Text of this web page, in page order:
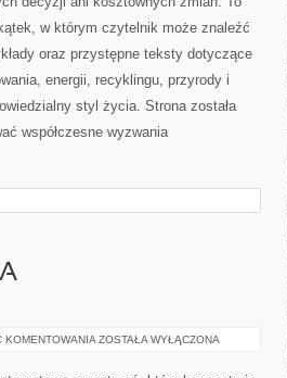
w którym czytelnik może znaleźć
oraz przystępne teksty dotyczące
energii, recyklingu, przyrody i
styl życia. Strona została
współczesne wyzwania
KOMENTOWANIA DERMOKOSMETYKI
PROBLEMATYCZNA
ZOSTAŁA WYŁĄCZONA